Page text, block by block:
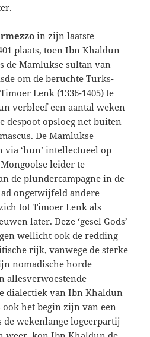
in zijn laatste
plaats, toen Ibn Khaldun
de Mamlukse sultan van
om de beruchte Turks-
Lenk (1336-1405) te
verbleef een aantal weken
despoot opsloeg net buiten
De Mamlukse
via ‘hun’ intellectueel op
leider te
de plundercampagne in de
ongetwijfeld andere
tot Timoer Lenk als
later. Deze ‘gesel Gods’
wellicht ook de redding
rijk, vanwege de sterke
nomadische horde
allesverwoestende
dialectiek van Ibn Khaldun
het begin zijn van een
de wekenlange logeerpartij